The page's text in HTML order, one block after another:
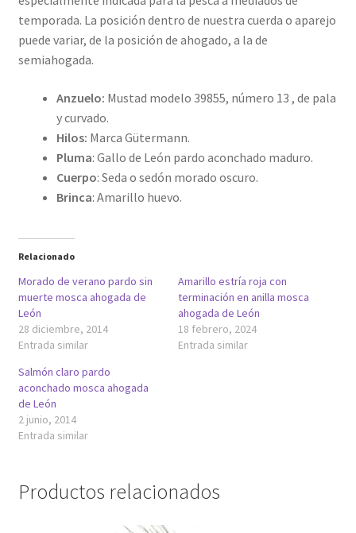
temporada. La posición dentro de nuestra cuerda o aparejo
puede variar, de la posición de ahogado, a la de
semiahogada.
Anzuelo: Mustad modelo 39855, número 13 , de pala
y curvado.
Hilos: Marca Gütermann.
Pluma: Gallo de León pardo aconchado maduro.
Cuerpo: Seda o sedón morado oscuro.
Brinca: Amarillo huevo.
Relacionado
Morado de verano pardo sin
muerte mosca ahogada de
León
28 diciembre, 2014
Entrada similar
Amarillo estría roja con
terminación en anilla mosca
ahogada de León
18 febrero, 2024
Entrada similar
Salmón claro pardo
aconchado mosca ahogada
de León
2 junio, 2014
Entrada similar
Productos relacionados